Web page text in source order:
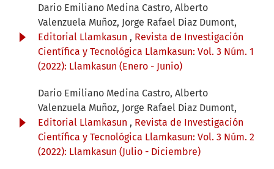
Dario Emiliano Medina Castro, Alberto
Valenzuela Muñoz, Jorge Rafael Diaz Dumont,
Editorial Llamkasun , Revista de Investigación
Científica y Tecnológica Llamkasun: Vol. 3 Núm. 1
(2022): Llamkasun (Enero - Junio)
Dario Emiliano Medina Castro, Alberto
Valenzuela Muñoz, Jorge Rafael Diaz Dumont,
Editorial Llamkasun , Revista de Investigación
Científica y Tecnológica Llamkasun: Vol. 3 Núm. 2
(2022): Llamkasun (Julio - Diciembre)